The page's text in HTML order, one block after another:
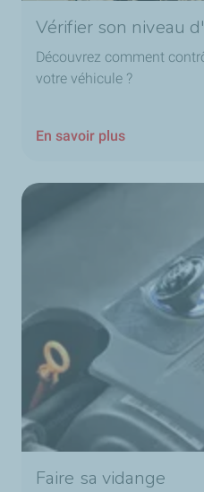
Vérifier son niveau
Découvrez comment
votre véhicule ?
En savoir plus
Faire sa vidange